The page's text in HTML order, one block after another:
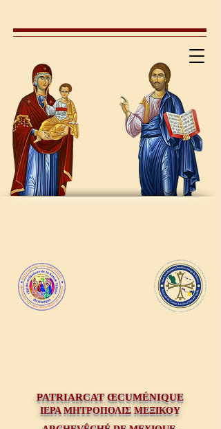
PATRIARCAT ŒCUMÉNIQUE
ΙΕΡΑ ΜΗΤΡΟΠΟΛΙΣ ΜΕΞΙΚΟΥ